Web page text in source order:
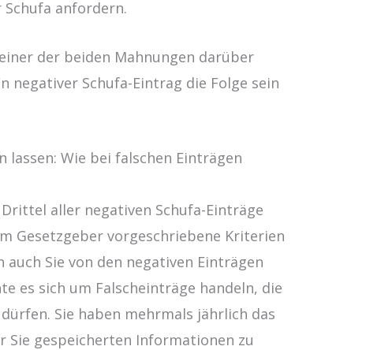
anfordern.
der beiden Mahnungen darüber
negativer Schufa-Eintrag die Folge sein
lassen: Wie bei falschen Einträgen
aller negativen Schufa-Einträge
Gesetzgeber vorgeschriebene Kriterien
Sie von den negativen Einträgen
es sich um Falscheinträge handeln, die
Sie haben mehrmals jährlich das
Sie gespeicherten Informationen zu